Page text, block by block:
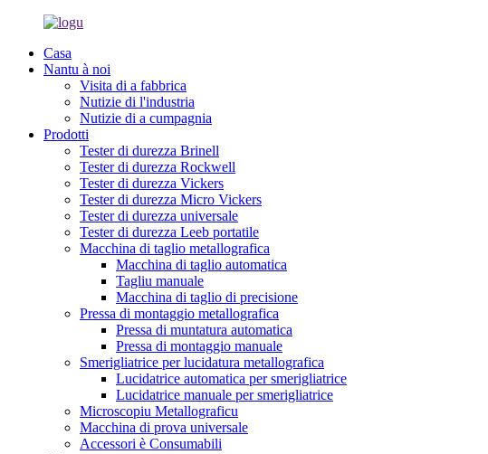
Casa
Nantu à noi
Visita di a fabbrica
Nutizie di l'industria
Nutizie di a cumpagnia
Prodotti
Tester di durezza Brinell
Tester di durezza Rockwell
Tester di durezza Vickers
Tester di durezza Micro Vickers
Tester di durezza universale
Tester di durezza Leeb portatile
Macchina di taglio metallografica
Macchina di taglio automatica
Tagliu manuale
Macchina di taglio di precisione
Pressa di montaggio metallografica
Pressa di muntatura automatica
Pressa di montaggio manuale
Smerigliatrice per lucidatura metallografica
Lucidatrice automatica per smerigliatrice
Lucidatrice manuale per smerigliatrice
Microscopiu Metallograficu
Macchina di prova universale
Accessori è Consumabili